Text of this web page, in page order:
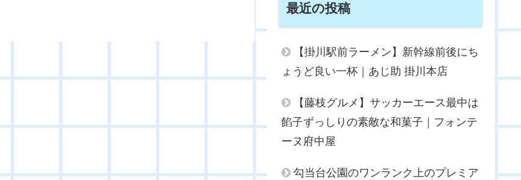
最近の投稿
【掛川駅前ラーメン】新幹線前後にち
ょうど良い一杯｜あじ助 掛川本店
【藤枝グルメ】サッカーエース最中は
餡子ずっしりの素敵な和菓子｜フォンテ
ーヌ府中屋
勾当台公園のワンランク上のプレミア